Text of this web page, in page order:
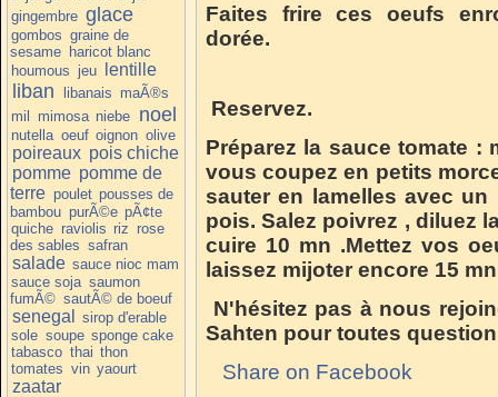
gingembre glace
gombos graine de
sesame haricot blanc
houmous jeu lentille
liban libanais maÃ®s
mil mimosa niebe noel
nutella oeuf oignon olive
poireaux pois chiche
pomme pomme de
terre poulet pousses de
bambou purÃ©e pÃ¢te
quiche raviolis riz rose
des sables safran
salade sauce nioc mam
sauce soja saumon
fumÃ© sautÃ© de boeuf
senegal
sirop d'erable
sole soupe sponge cake
tabasco thai thon
tomates vin yaourt
zaatar
Faites frire ces oeufs
dorée.
Reservez.
Préparez la sauce tomate :
vous coupez en petits
sauter en lamelles avec un
pois. Salez poivrez , diluez
cuire 10 mn .Mettez vos
laissez mijoter encore 15
N'hésitez pas à nous
Sahten pour toutes
Share on Facebook